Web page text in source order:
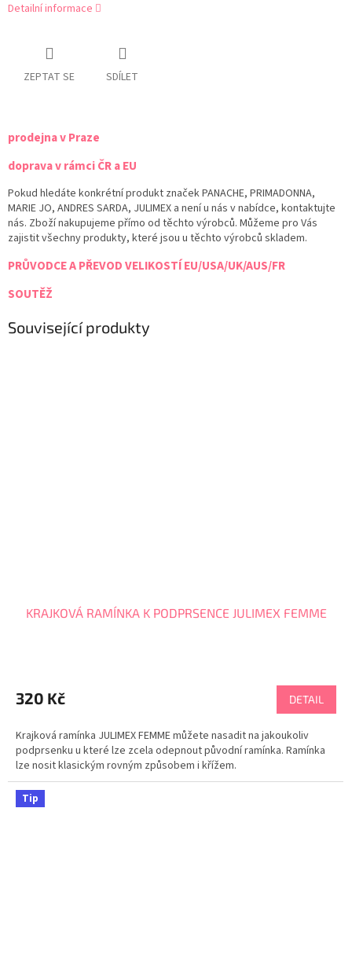
Detailní informace
ZEPTAT SE SDÍLET
prodejna v Praze
doprava v rámci ČR a EU
Pokud hledáte konkrétní produkt značek PANACHE, PRIMADONNA,
MARIE JO, ANDRES SARDA, JULIMEX a není u nás v nabídce, kontaktujte
nás. Zboží nakupujeme přímo od těchto výrobců. Můžeme pro Vás
zajistit všechny produkty, které jsou u těchto výrobců skladem.
PRŮVODCE A PŘEVOD VELIKOSTÍ EU/USA/UK/AUS/FR
SOUTĚŽ
Související produkty
KRAJKOVÁ RAMÍNKA K PODPRSENCE JULIMEX FEMME
320 Kč DETAIL
Krajková ramínka JULIMEX FEMME můžete nasadit na jakoukoliv
podprsenku u které lze zcela odepnout původní ramínka. Ramínka
lze nosit klasickým rovným způsobem i křížem.
Tip